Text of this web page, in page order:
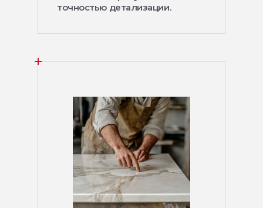
точностью детализации.